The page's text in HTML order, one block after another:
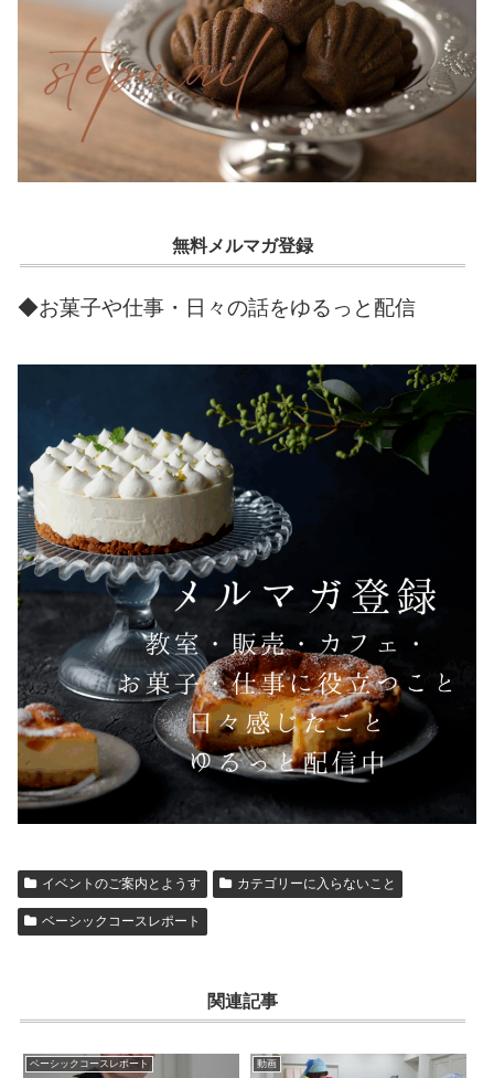
無料メルマガ登録
◆お菓子や仕事・日々の話をゆるっと配信
イベントのご案内とようす カテゴリーに入らないこと
ベーシックコースレポート
関連記事
ベーシックコースレポート 動画